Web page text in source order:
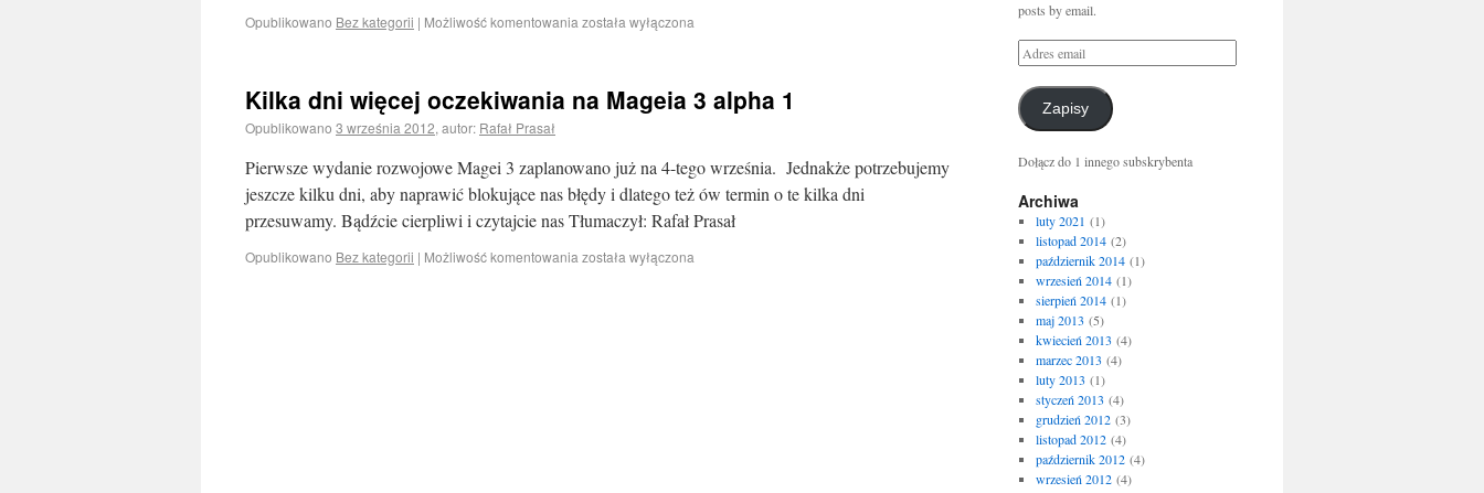
Opublikowano Bez kategorii | Możliwość komentowania została wyłączona
Kilka dni więcej oczekiwania na Mageia 3 alpha 1
Opublikowano 3 września 2012, autor: Rafał Prasał
Pierwsze wydanie rozwojowe Magei 3 zaplanowano już na 4-tego września. Jednakże potrzebujemy
jeszcze kilku dni, aby naprawić blokujące nas błędy i dlatego też ów termin o te kilka dni
przesuwamy. Bądźcie cierpliwi i czytajcie nas Tłumaczył: Rafał Prasał
Opublikowano Bez kategorii | Możliwość komentowania została wyłączona
posts by email.
Zapisy
Dołącz do 1 innego subskrybenta
Archiwa
luty 2021 (1)
listopad 2014(2)
październik 2014(1)
wrzesień 2014(1)
sierpień 2014(1)
maj 2013 (5)
kwiecień 2013 (4)
marzec 2013 (4)
luty 2013 (1)
styczeń 2013 (4)
grudzień 2012(3)
listopad 2012(4)
październik 2012(4)
wrzesień 2012(4)